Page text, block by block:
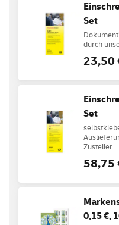
Set
durch
23,50
Set
Zusteller
58,75
0,15 €,